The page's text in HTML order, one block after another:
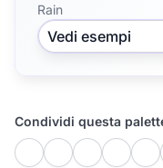
Rain
Vedi esempi
Condividi questa